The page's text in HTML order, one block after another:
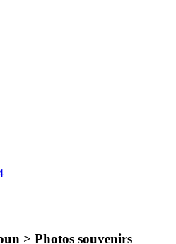
> Photos souvenirs